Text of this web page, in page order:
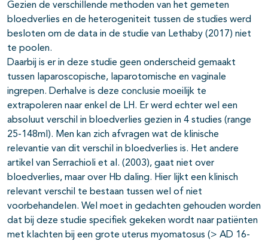
Gezien de verschillende methoden van het gemeten
bloedverlies en de heterogeniteit tussen de studies werd
besloten om de data in de studie van Lethaby (2017) niet
te poolen.
Daarbij is er in deze studie geen onderscheid gemaakt
tussen laparoscopische, laparotomische en vaginale
ingrepen. Derhalve is deze conclusie moeilijk te
extrapoleren naar enkel de LH. Er werd echter wel een
absoluut verschil in bloedverlies gezien in 4 studies (range
25-148ml). Men kan zich afvragen wat de klinische
relevantie van dit verschil in bloedverlies is. Het andere
artikel van Serrachioli et al. (2003), gaat niet over
bloedverlies, maar over Hb daling. Hier lijkt een klinisch
relevant verschil te bestaan tussen wel of niet
voorbehandelen. Wel moet in gedachten gehouden worden
dat bij deze studie specifiek gekeken wordt naar patiënten
met klachten bij een grote uterus myomatosus (> AD 16-